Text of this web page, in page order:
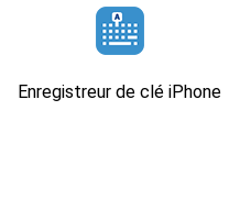
Enregistreur de clé iPhone